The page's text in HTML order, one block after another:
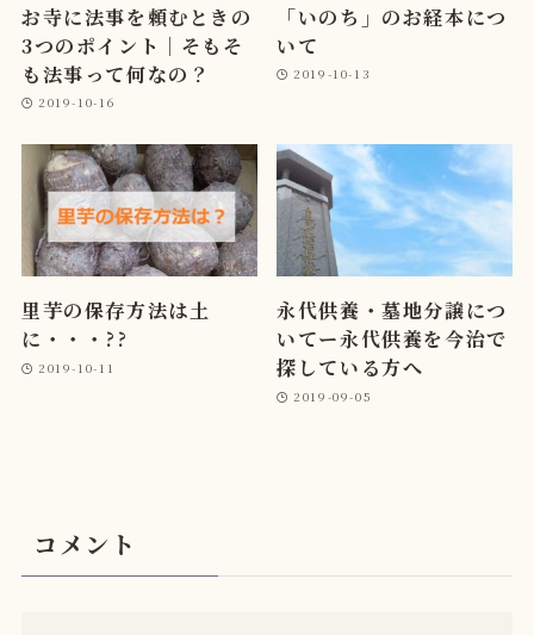
お寺に法事を頼むときの
3つのポイント｜そもそ
も法事って何なの？
2019-10-16
「いのち」のお経本につ
いて
2019-10-13
里芋の保存方法は土
に・・・??
2019-10-11
永代供養・墓地分譲につ
いてー永代供養を今治で
探している方へ
2019-09-05
コメント